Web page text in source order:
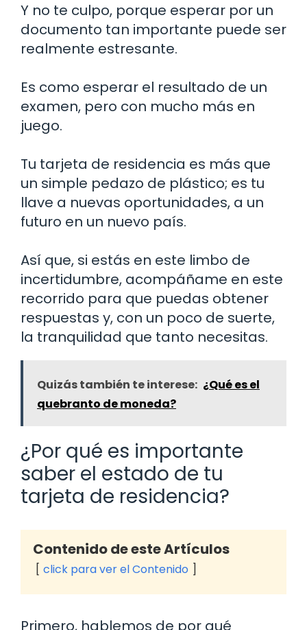
Y no te culpo, porque esperar por un
documento tan importante puede ser
realmente estresante.
Es como esperar el resultado de un
examen, pero con mucho más en
juego.
Tu tarjeta de residencia es más que
un simple pedazo de plástico; es tu
llave a nuevas oportunidades, a un
futuro en un nuevo país.
Así que, si estás en este limbo de
incertidumbre, acompáñame en este
recorrido para que puedas obtener
respuestas y, con un poco de suerte,
la tranquilidad que tanto necesitas.
Quizás también te interese: ¿Qué es el
quebranto de moneda?
¿Por qué es importante
saber el estado de tu
tarjeta de residencia?
Contenido de este Artículos
click para ver el Contenido
Primero, hablemos de por qué